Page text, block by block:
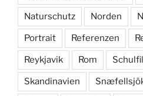
Naturschutz Norden
Portrait Referenzen
Reykjavik Rom
Skandinavien